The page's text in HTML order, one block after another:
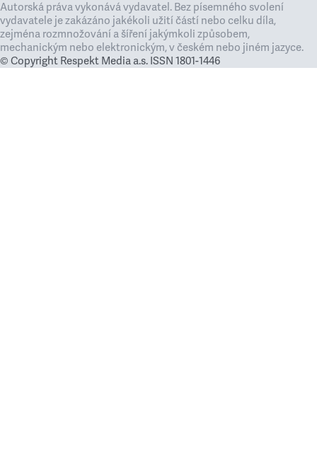
Autorská práva vykonává vydavatel. Bez písemného svolení
vydavatele je zakázáno jakékoli užití částí nebo celku díla,
zejména rozmnožování a šíření jakýmkoli způsobem,
mechanickým nebo elektronickým, v českém nebo jiném jazyce.
© Copyright Respekt Media a.s. ISSN 1801-1446